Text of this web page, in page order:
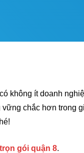
không ít doanh
chắc hơn trong
gói quận 8.